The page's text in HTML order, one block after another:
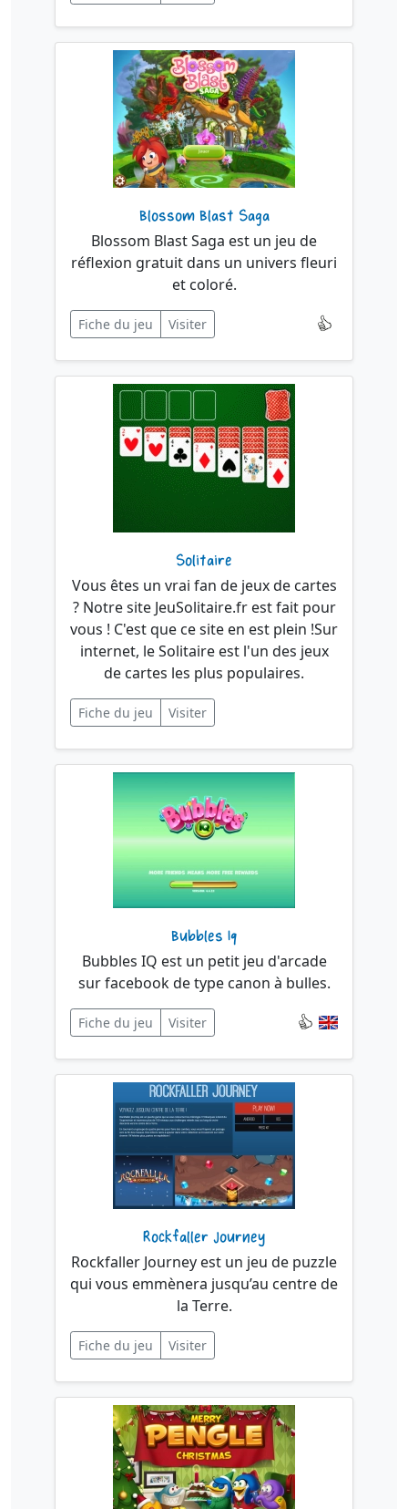
Blossom Blast Saga
Blossom Blast Saga est un jeu de
réflexion gratuit dans un univers fleuri
et coloré.
Fiche du jeu Visiter
Solitaire
Vous êtes un vrai fan de jeux de cartes
? Notre site JeuSolitaire.fr est fait pour
vous ! C'est que ce site en est plein !Sur
internet, le Solitaire est l'un des jeux
de cartes les plus populaires.
Fiche du jeu Visiter
Bubbles Iq
Bubbles IQ est un petit jeu d'arcade
sur facebook de type canon à bulles.
Fiche du jeu Visiter
Rockfaller Journey
Rockfaller Journey est un jeu de puzzle
qui vous emmènera jusqu’au centre de
la Terre.
Fiche du jeu Visiter